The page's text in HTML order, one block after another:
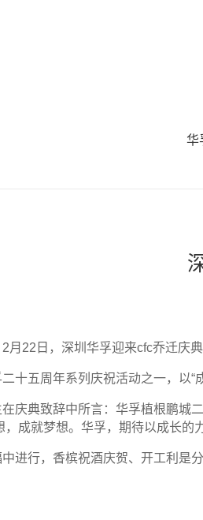
华
2月 22 日，深圳华孚迎来cfc乔迁庆
十五周年系列庆祝活动之一，以
庆典致辞中所言：华孚植根鹏城
，成就梦想。华孚，期待以成长
进行，香槟祝酒庆贺、开工利是